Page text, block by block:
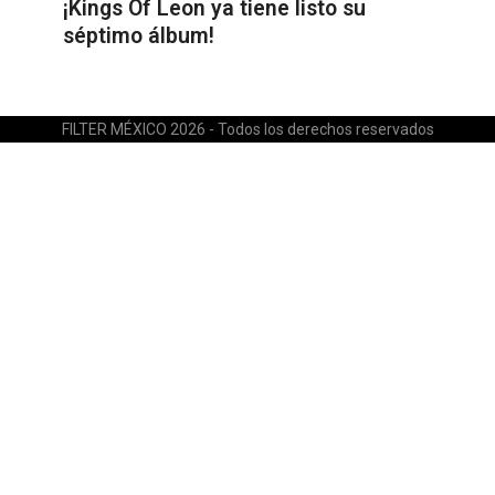
¡Kings Of Leon ya tiene listo su
séptimo álbum!
FILTER MÉXICO 2026 - Todos los derechos reservados